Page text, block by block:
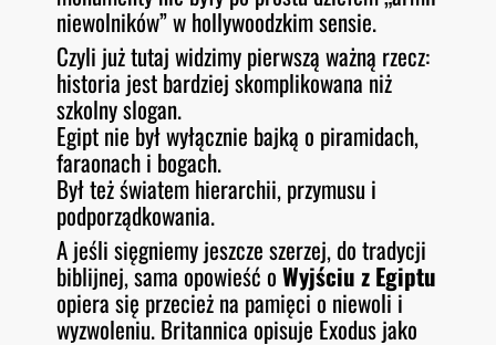
niewolników” w hollywoodzkim sensie.
Czyli już tutaj widzimy pierwszą ważną rzecz:
historia jest bardziej skomplikowana niż
szkolny slogan.
Egipt nie był wyłącznie bajką o piramidach,
faraonach i bogach.
Był też światem hierarchii, przymusu i
podporządkowania.
A jeśli sięgniemy jeszcze szerzej, do tradycji
biblijnej, sama opowieść oWyjściu z Egiptu
opiera się przecież na pamięci o niewoli i
wyzwoleniu. Britannica opisuje Exodus jako